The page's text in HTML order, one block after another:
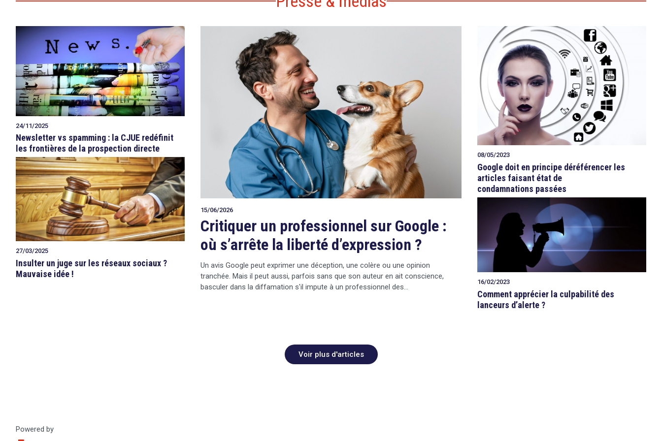
24/11/2025
Newsletter vs spamming : la CJUE redéfinit
les frontières de la prospection directe
27/03/2025
Insulter un juge sur les réseaux sociaux ?
Mauvaise idée !
15/06/2026
Critiquer un professionnel sur Google :
où s’arrête la liberté d’expression ?
Un avis Google peut exprimer une déception, une colère ou une opinion
tranchée. Mais il peut aussi, parfois sans que son auteur en ait conscience,
basculer dans la diffamation s'il impute à un professionnel des…
08/05/2023
Google doit en principe déréférencer les
articles faisant état de
condamnations passées
16/02/2023
Comment apprécier la culpabilité des
lanceurs d’alerte ?
Voir plus d'articles
search
Powered by